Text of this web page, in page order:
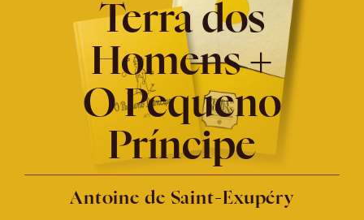
Terra dos
Homens +
O Pequeno
Príncipe
Antoine de Saint-Exupéry